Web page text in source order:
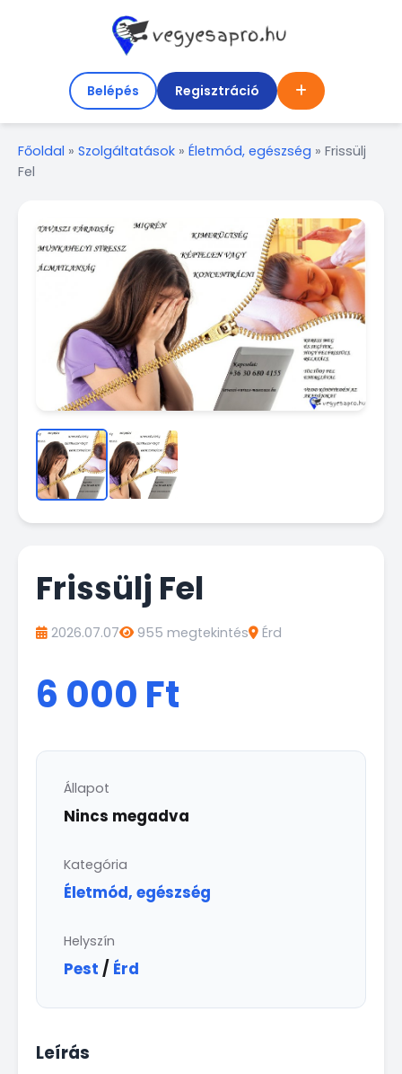
Belépés Regisztráció
Főoldal » Szolgáltatások » Életmód, egészség » Frissülj
Fel
Frissülj Fel
2026.07.07 955 megtekintés Érd
6 000 Ft
Állapot
Nincs megadva
Kategória
Életmód, egészség
Helyszín
Pest / Érd
Leírás